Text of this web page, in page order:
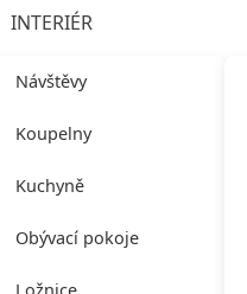
INTERIÉR
Návštěvy
Koupelny
Kuchyně
Obývací pokoje